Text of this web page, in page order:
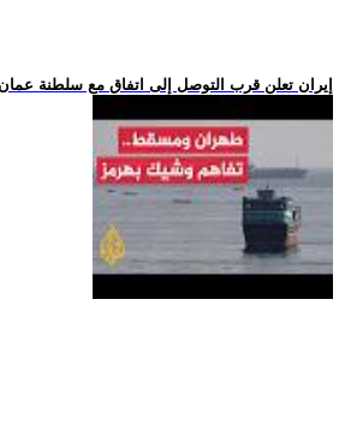
.. إيران تعلن قرب التوصل إلى اتفاق مع سلطنة عمان